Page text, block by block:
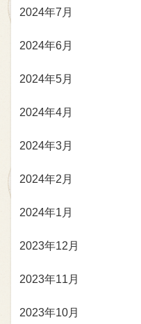
2024年7月
2024年6月
2024年5月
2024年4月
2024年3月
2024年2月
2024年1月
2023年12月
2023年11月
2023年10月